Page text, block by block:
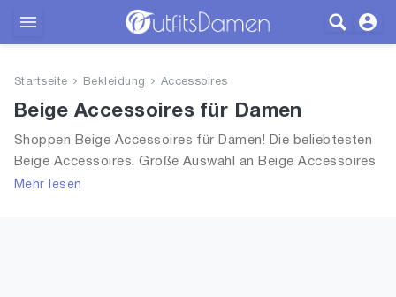
Bekleidung
Wäsche
Schuhe
Startseite Bekleidung Accessoires
Beige Accessoires für Damen
Shoppen Beige Accessoires für Damen! Die beliebtesten
Beige Accessoires. Große Auswahl an Beige Accessoires
und alle Trends aus 2026 für Frauen!
Mehr lesen